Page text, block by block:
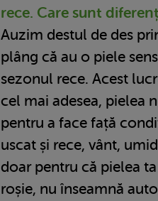
rece. Care sunt
Auzim destul de des
plâng că au o piele
sezonul rece. Acest
cel mai adesea, pielea
pentru a face față
uscat și rece, vânt,
doar pentru că pielea
roșie, nu înseamnă